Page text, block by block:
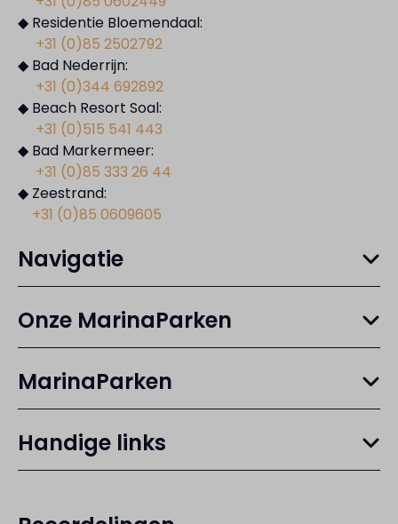
◆ Residentie Bloemendaal:
+31 (0)85 2502792
◆ Bad Nederrijn:
+31 (0)344 692892
◆ Beach Resort Soal:
+31 (0)515 541 443
◆ Bad Markermeer:
+31 (0)85 333 26 44
◆ Zeestrand:
+31 (0)85 0609605
Navigatie
Onze MarinaParken
MarinaParken
Handige links